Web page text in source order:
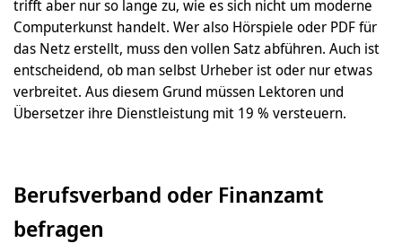
trifft aber nur so lange zu, wie es sich nicht um moderne
Computerkunst handelt. Wer also Hörspiele oder PDF für
das Netz erstellt, muss den vollen Satz abführen. Auch ist
entscheidend, ob man selbst Urheber ist oder nur etwas
verbreitet. Aus diesem Grund müssen Lektoren und
Übersetzer ihre Dienstleistung mit 19 % versteuern.
Berufsverband oder Finanzamt
befragen